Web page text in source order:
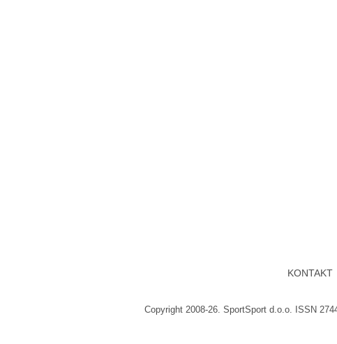
KONTAKT
Copyright 2008-26. SportSport d.o.o. ISSN